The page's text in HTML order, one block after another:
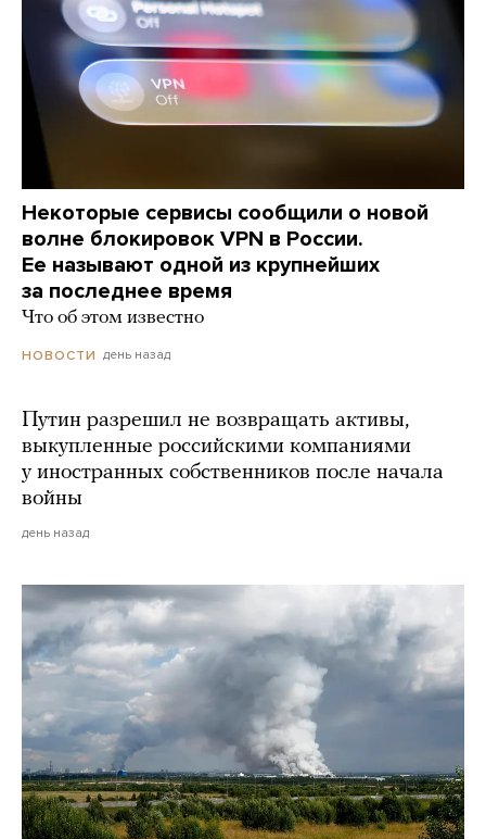
Некоторые сервисы сообщили о новой
волне блокировок VPN в России.
Ее называют одной из крупнейших
за последнее время
Что об этом известно
НОВОСТИ день назад
Путин разрешил не возвращать активы,
выкупленные российскими компаниями
у иностранных собственников после начала
войны
день назад